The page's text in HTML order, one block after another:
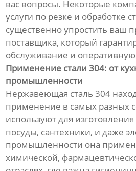
вас вопросы. Некоторые
услуги по резке и обработке
существенно упростить ваш
поставщика, который
обслуживание и оперативную
Применение стали 304: от
промышленности
Нержавеющая сталь 304
применение в самых разных
используют для
посуды, сантехники, и даже
промышленности она
химической,